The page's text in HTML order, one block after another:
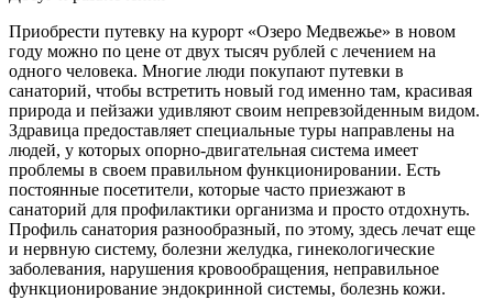
Приобрести путевку на курорт «Озеро Медвежье» в новом
году можно по цене от двух тысяч рублей с лечением на
одного человека. Многие люди покупают путевки в
санаторий, чтобы встретить новый год именно там, красивая
природа и пейзажи удивляют своим непревзойденным видом.
Здравица предоставляет специальные туры направлены на
людей, у которых опорно-двигательная система имеет
проблемы в своем правильном функционировании. Есть
постоянные посетители, которые часто приезжают в
санаторий для профилактики организма и просто отдохнуть.
Профиль санатория разнообразный, по этому, здесь лечат еще
и нервную систему, болезни желудка, гинекологические
заболевания, нарушения кровообращения, неправильное
функционирование эндокринной системы, болезнь кожи.